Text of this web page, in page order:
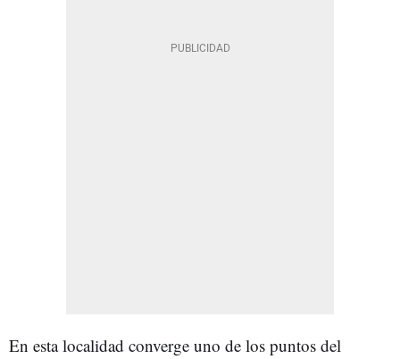
En esta localidad converge uno de los puntos del